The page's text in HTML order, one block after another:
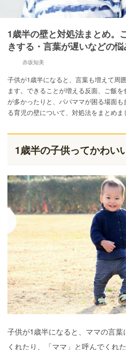
1歳半の壁と対処法まとめ。
きする・言葉が遅いなどの悩
赤坂知美
子供が1歳半になると、言葉も増えて周
ます。できることが増える反面、ご飯
が多かったりと、パパママが困る場面
る育児の壁について、対処法をまとめま
1歳半の子供ってかわい
子供が1歳半になると、ママの言
くれたり、「ママ」と呼んでくれ